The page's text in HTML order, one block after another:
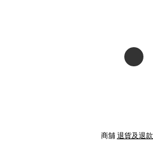
商舖 退貨及退